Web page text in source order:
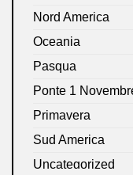
Nord America
Oceania
Pasqua
Ponte 1
Primavera
Sud America
Uncategorized